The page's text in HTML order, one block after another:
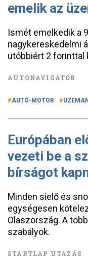
emelik az
Ismét emelkedik a
nagykereskedelmi
utóbbiért 2 forinttal
AUTÓNAVIGÁTOR
AUTÓ-MOTOR
Európában
vezeti be a
bírságot
Minden síelő és
egységesen
Olaszország. A
szabályok.
STARTLAP UTAZÁS